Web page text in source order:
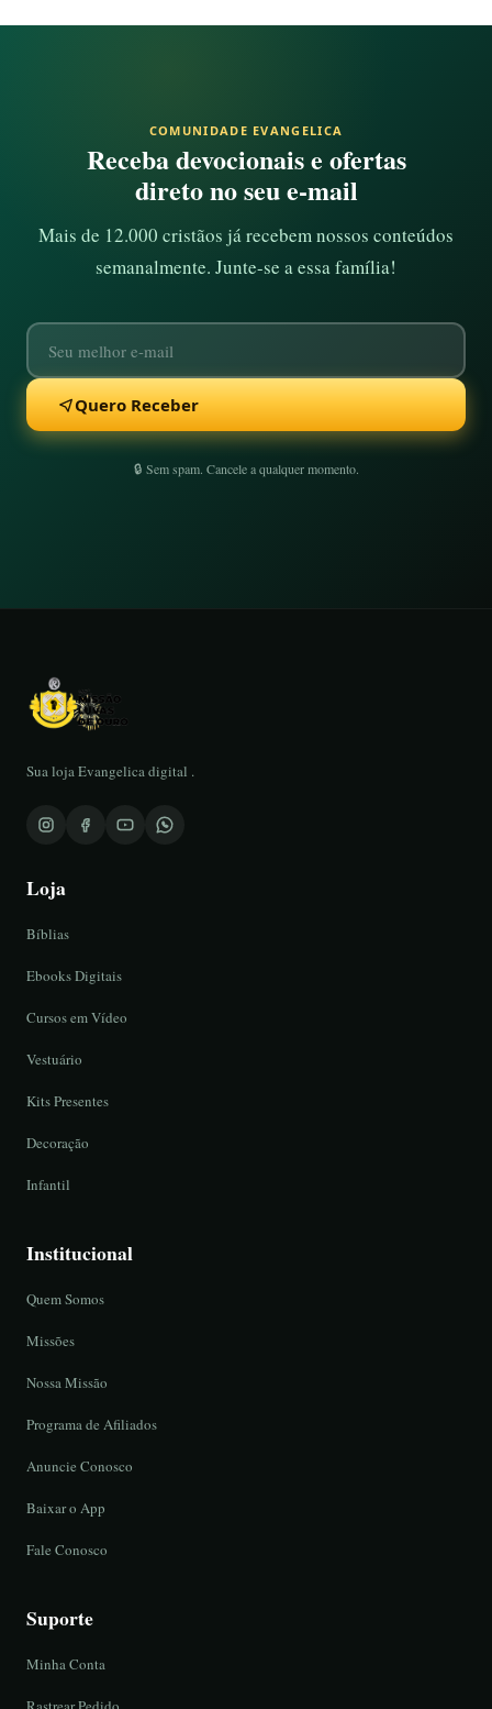
COMUNIDADE EVANGELICA
Receba devocionais e ofertas
direto no seu e-mail
Mais de 12.000 cristãos já recebem nossos conteúdos
semanalmente. Junte-se a essa família!
Quero Receber
🔒 Sem spam. Cancele a qualquer momento.
Sua loja Evangelica digital .
Loja
Bíblias
Ebooks Digitais
Cursos em Vídeo
Vestuário
Kits Presentes
Decoração
Infantil
Institucional
Quem Somos
Missões
Nossa Missão
Programa de Afiliados
Anuncie Conosco
Baixar o App
Fale Conosco
Suporte
Minha Conta